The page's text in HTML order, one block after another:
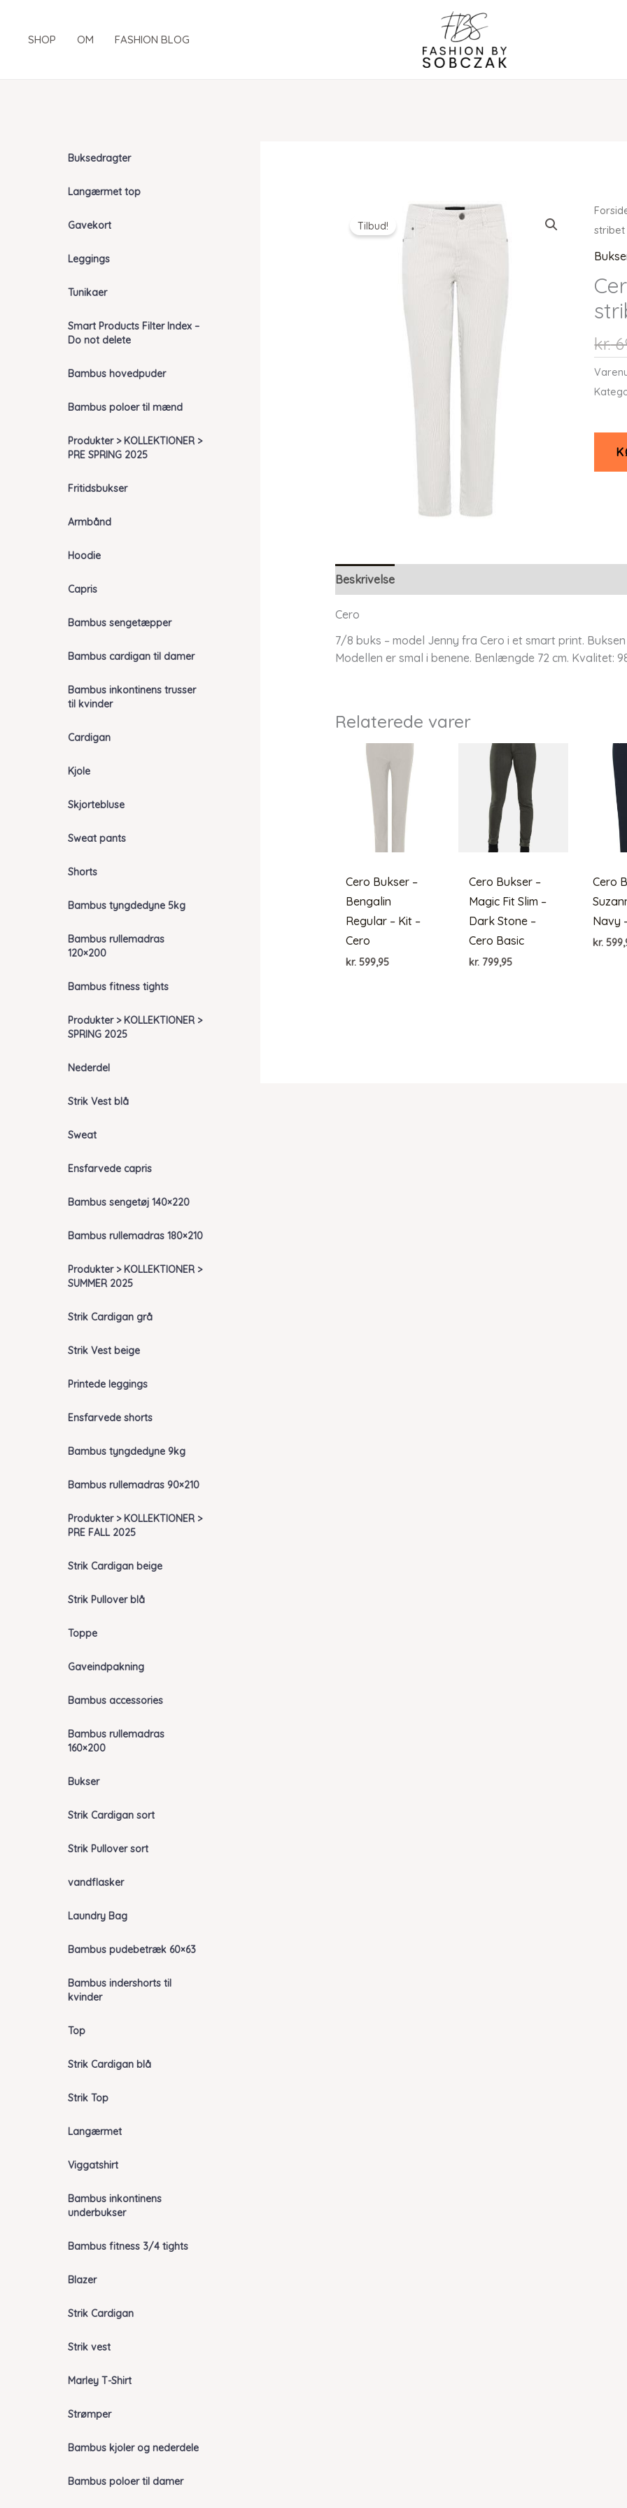
SHOP OM FASHION BLOG
Buksedragter
Langærmet top
Gavekort
Leggings
Tunikaer
Smart Products Filter Index –
Do not delete
Bambus hovedpuder
Bambus poloer til mænd
Produkter > KOLLEKTIONER >
PRE SPRING 2025
Fritidsbukser
Armbånd
Hoodie
Capris
Bambus sengetæpper
Bambus cardigan til damer
Bambus inkontinens trusser
til kvinder
Cardigan
Kjole
Skjortebluse
Sweat pants
Shorts
Bambus tyngdedyne 5kg
Bambus rullemadras
120×200
Bambus fitness tights
Produkter > KOLLEKTIONER >
SPRING 2025
Nederdel
Strik Vest blå
Sweat
Ensfarvede capris
Bambus sengetøj 140×220
Bambus rullemadras 180×210
Produkter > KOLLEKTIONER >
SUMMER 2025
Strik Cardigan grå
Strik Vest beige
Printede leggings
Ensfarvede shorts
Bambus tyngdedyne 9kg
Bambus rullemadras 90×210
Produkter > KOLLEKTIONER >
PRE FALL 2025
Strik Cardigan beige
Strik Pullover blå
Toppe
Gaveindpakning
Bambus accessories
Bambus rullemadras
160×200
Bukser
Strik Cardigan sort
Strik Pullover sort
vandflasker
Laundry Bag
Bambus pudebetræk 60×63
Bambus indershorts til
kvinder
Top
Strik Cardigan blå
Strik Top
Langærmet
Viggatshirt
Bambus inkontinens
underbukser
Bambus fitness 3/4 tights
Blazer
Strik Cardigan
Strik vest
Marley T-Shirt
Strømper
Bambus kjoler og nederdele
Bambus poloer til damer
Tilbud!
stribet
kr.
Beskrivelse
Cero
7/8 buks – model Jenny fra Cero i et smart print.
Modellen er smal i benene. Benlængde 72 cm. Kvalitet:
Relaterede varer
Cero Bukser –
Bengalin
Regular – Kit –
Cero
kr.599,95
Cero Bukser –
Magic Fit Slim –
Dark Stone –
Cero Basic
kr. 799,95
Cero
Navy
kr.